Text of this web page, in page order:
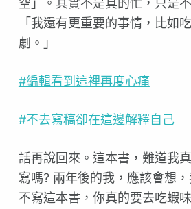
空」。其實不是真的忙，只是
「我還有更重要的事情，比如
劇。」
#編輯看到這裡再度心痛
#不去寫稿卻在這邊解釋自己
話再說回來。這本書，難道我
寫嗎? 兩年後的我，應該會想
不寫這本書，你真的要去吃蝦